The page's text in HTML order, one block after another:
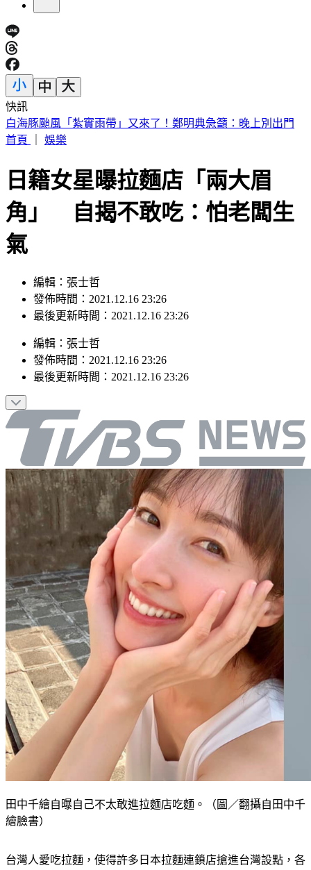
快訊
別只看台積電！ 外媒點名「2檔AI設備股」快上車
首頁
娛樂
日籍女星曝拉麵店「兩大眉
角」 自揭不敢吃：怕老闆生
氣
編輯：張士哲
發佈時間：2021.12.16 23:26
最後更新時間：2021.12.16 23:26
編輯 ： 張士哲
發佈時間： 2021.12.16 23:26
最後更新時間： 2021.12.16 23:26
田中千繪自曝自己不太敢進拉麵店吃麵。（圖／翻攝自田中千
繪臉書）
台灣人愛吃拉麵，使得許多日本拉麵連鎖店搶進台灣設點，各